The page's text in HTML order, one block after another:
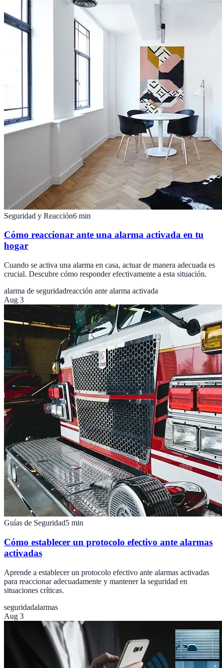
Seguridad y Reacción6 min
Cómo reaccionar ante una alarma activada en tu
hogar
Cuando se activa una alarma en casa, actuar de manera adecuada es
crucial. Descubre cómo responder efectivamente a esta situación.
alarma de seguridadreacción ante alarma activada
Aug 3
Guías de Seguridad5 min
Cómo establecer un protocolo efectivo ante alarmas
activadas
Aprende a establecer un protocolo efectivo ante alarmas activadas
para reaccionar adecuadamente y mantener la seguridad en
situaciones críticas.
seguridadalarmas
Aug 3